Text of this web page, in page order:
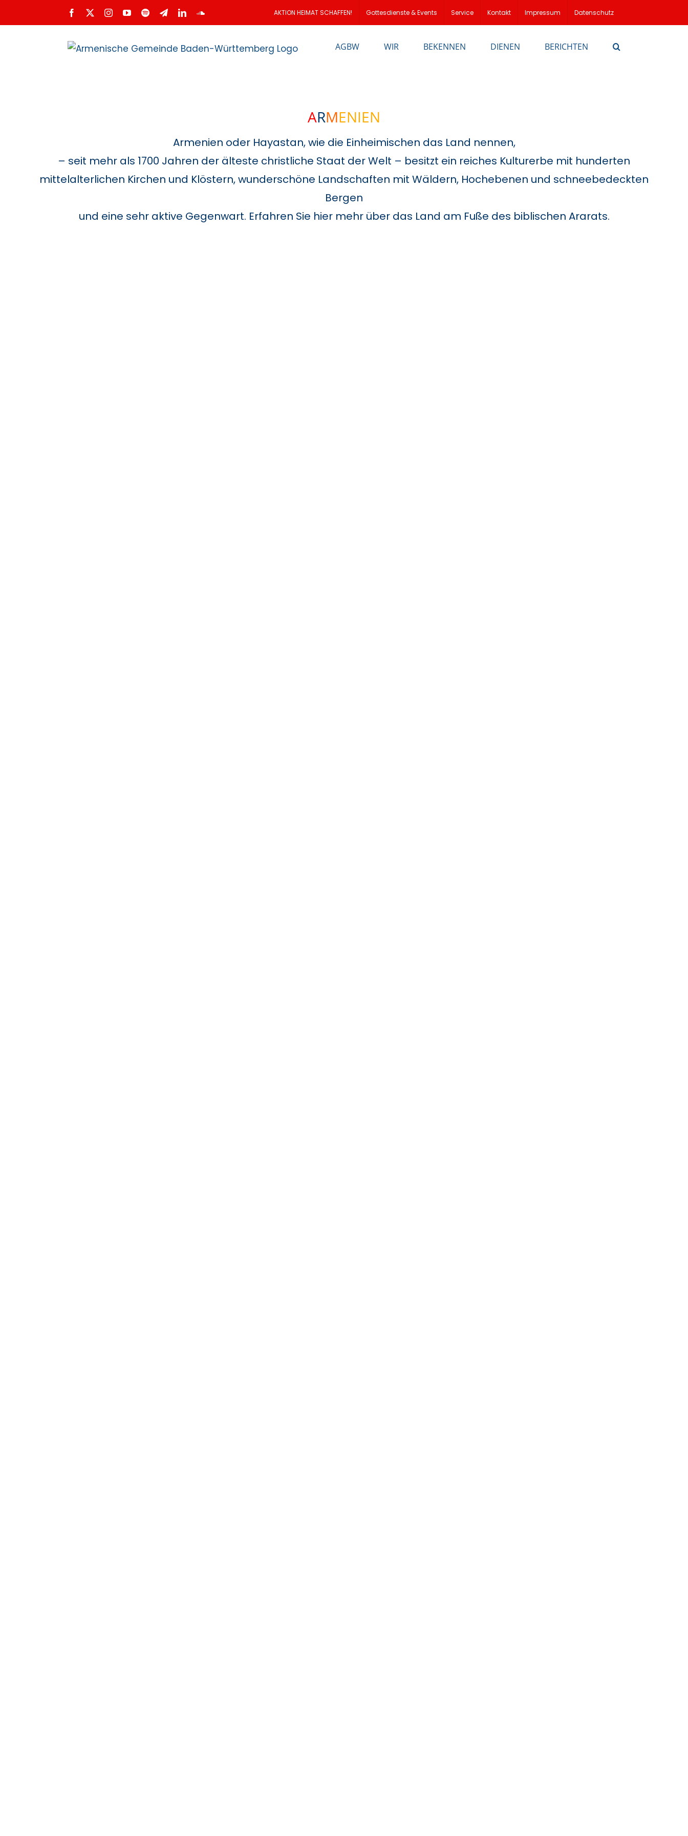
Inhalt
Facebook InstagramYouTube
SpotifyTelegramLinkedInSoundCloud AKTION HEIMAT SCHAFFEN! Gottesdienste & Events Service Kontakt Impressum Datenschutz
AGBW WIR BEKENNEN DIENEN BERICHTEN
ARMENIEN
Armenien oder Hayastan, wie die Einheimischen das Land nennen,
– seit mehr als 1700 Jahren der älteste christliche Staat der Welt – besitzt ein reiches Kulturerbe mit hunderten
mittelalterlichen Kirchen und Klöstern, wunderschöne Landschaften mit Wäldern, Hochebenen und schneebedeckten
Bergen
und eine sehr aktive Gegenwart. Erfahren Sie hier mehr über das Land am Fuße des biblischen Ararats.